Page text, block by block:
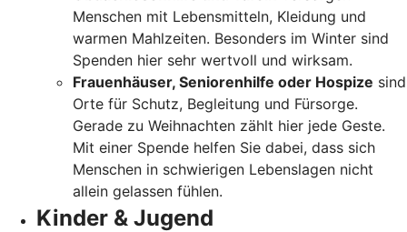
Menschen mit Lebensmitteln, Kleidung und
warmen Mahlzeiten. Besonders im Winter sind
Spenden hier sehr wertvoll und wirksam.
Frauenhäuser, Seniorenhilfe oder Hospize sind
Orte für Schutz, Begleitung und Fürsorge.
Gerade zu Weihnachten zählt hier jede Geste.
Mit einer Spende helfen Sie dabei, dass sich
Menschen in schwierigen Lebenslagen nicht
allein gelassen fühlen.
Kinder & Jugend